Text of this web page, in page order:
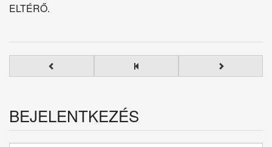
ELTÉRŐ.
BEJELENTKEZÉS